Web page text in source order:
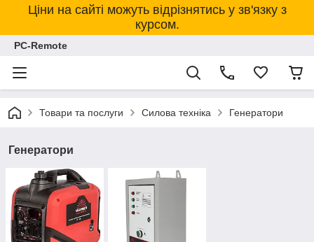
Ціни на сайті можуть відрізнятись у зв'язку з
курсом.
PC-Remote
Товари та послуги Силова техніка Генератори
Генератори